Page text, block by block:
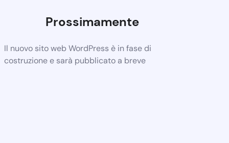
Prossimamente
Il nuovo sito web WordPress è in fase di
costruzione e sarà pubblicato a breve